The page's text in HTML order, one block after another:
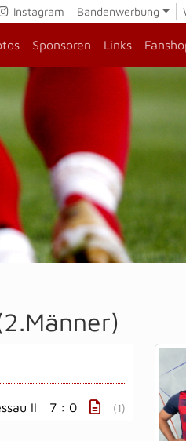
Instagram Bandenwerbung
Sponsoren Links
II 7 : 0 (1)